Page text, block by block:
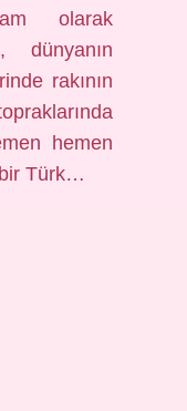
olarak
dünyanın
rakının
hemen
bir Türk…